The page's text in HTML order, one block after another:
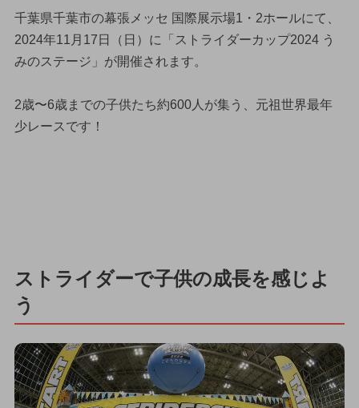
千葉県千葉市の幕張メッセ 国際展示場1・2ホールにて、
2024年11月17日（日）に「ストライダーカップ2024 う
みのステージ」が開催されます。
2歳〜6歳までの子供たち約600人が集う、元祖世界最年
少レースです！
ストライダーで子供の成長を感じよ
う